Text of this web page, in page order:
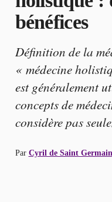
bénéfices
Définition de la
« médecine
est généralement
concepts de
considère pas
Par Cyril de Saint Germain